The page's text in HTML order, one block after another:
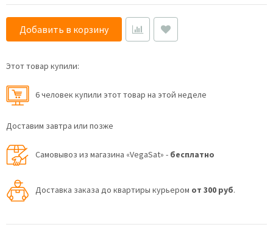
Добавить в корзину
Этот товар купили:
6 человек купили этот товар на этой неделе
Доставим завтра или позже
Самовывоз из магазина «VegaSat» - бесплатно
Доставка заказа до квартиры курьером от 300 руб.